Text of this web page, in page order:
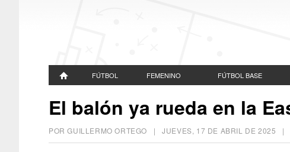
FÚTBOL FEMENINO FÚTBOL BASE
El balón ya rueda en la
POR GUILLERMO ORTEGO |JUEVES, 17 DE ABRIL DE 2025 |